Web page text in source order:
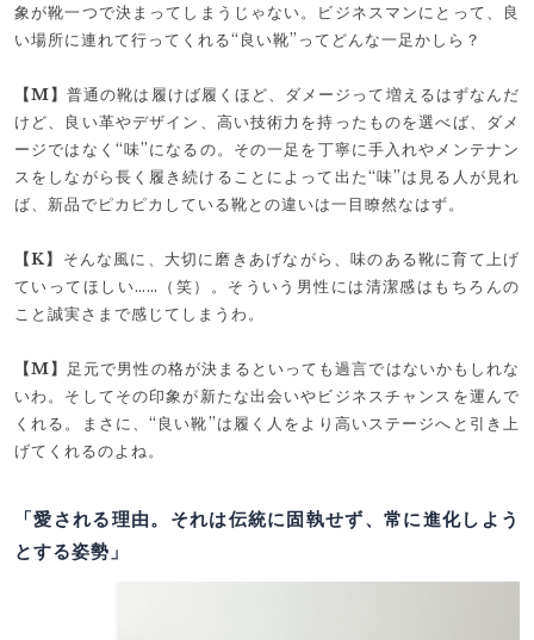
象が靴一つで決まってしまうじゃない。ビジネスマンにとって、良
い場所に連れて行ってくれる“良い靴”ってどんな一足かしら？
【M】普通の靴は履けば履くほど、ダメージって増えるはずなんだ
けど、良い革やデザイン、高い技術力を持ったものを選べば、ダメ
ージではなく“味”になるの。その一足を丁寧に手入れやメンテナン
スをしながら長く履き続けることによって出た“味”は見る人が見れ
ば、新品でピカピカしている靴との違いは一目瞭然なはず。
【K】 そんな風に、大切に磨きあげながら、味のある靴に育て上げ
ていってほしい……（笑）。そういう男性には清潔感はもちろんの
こと誠実さまで感じてしまうわ。
【M】 足元で男性の格が決まるといっても過言ではないかもしれな
いわ。そしてその印象が新たな出会いやビジネスチャンスを運んで
くれる。まさに、“良い靴”は履く人をより高いステージへと引き上
げてくれるのよね。
「愛される理由。それは伝統に固執せず、常に進化しよう
とする姿勢」